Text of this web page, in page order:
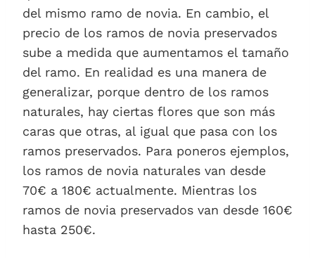
del mismo ramo de novia. En cambio, el
precio de los ramos de novia preservados
sube a medida que aumentamos el tamaño
del ramo. En realidad es una manera de
generalizar, porque dentro de los ramos
naturales, hay ciertas flores que son más
caras que otras, al igual que pasa con los
ramos preservados. Para poneros ejemplos,
los ramos de novia naturales van desde
70€ a 180€ actualmente. Mientras los
ramos de novia preservados van desde 160€
hasta 250€.